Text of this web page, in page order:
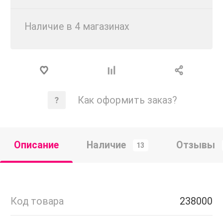
Наличие в 4 магазинах
Как оформить заказ?
Описание Наличие 13 Отзывы
Код товара 238000